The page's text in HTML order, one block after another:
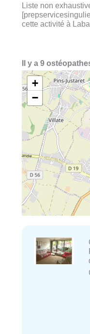
Liste non
cette activité à
Il y a 9
+
−